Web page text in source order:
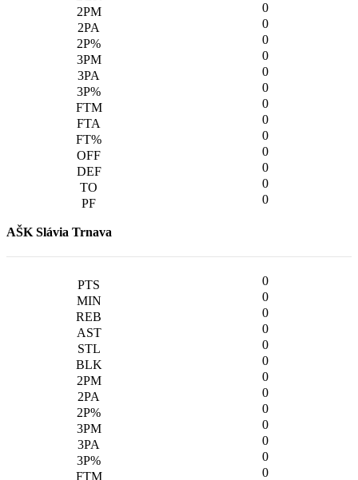
0
0
0
0
0
0
0
0
0
0
0
0
0
AŠK Slávia Trnava
0
0
0
0
0
0
0
0
0
0
0
0
0